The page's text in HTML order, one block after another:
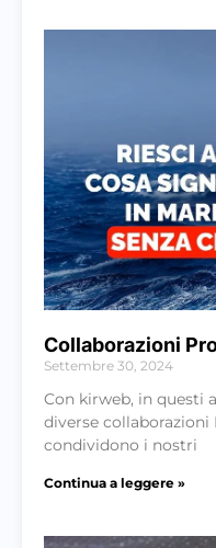
Collaborazioni
Settembre 30, 2024
Con kirweb, in questi
diverse
condividono i nostri
Continua a leggere »